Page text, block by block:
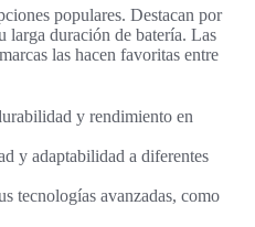
populares. Destacan por
larga duración de batería. Las
las hacen favoritas entre
y rendimiento en
y adaptabilidad a diferentes
tecnologías avanzadas, como